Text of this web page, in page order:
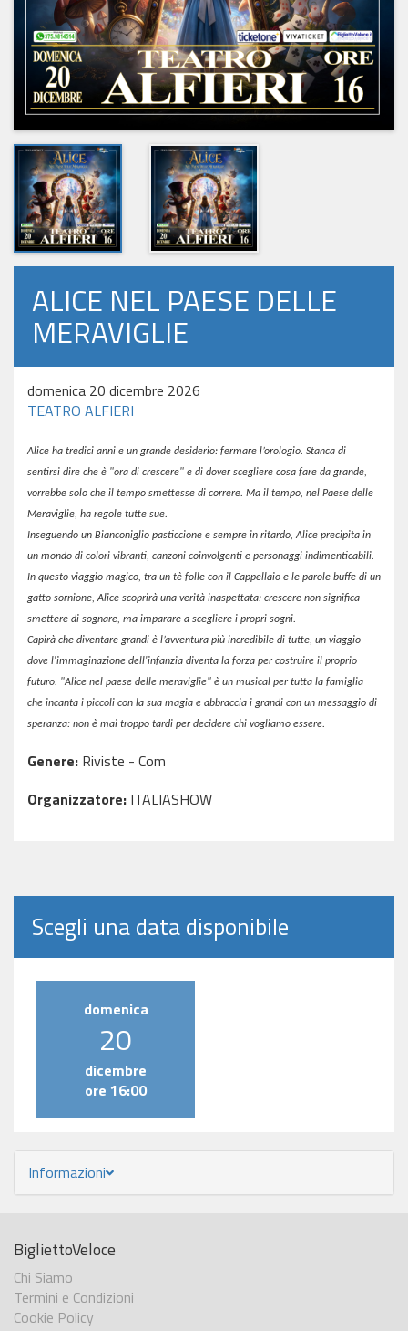
ALICE NEL PAESE DELLE
MERAVIGLIE
domenica 20 dicembre 2026
TEATRO ALFIERI
Alice ha tredici anni e un grande desiderio: fermare l’orologio. Stanca di
sentirsi dire che è "ora di crescere" e di dover scegliere cosa fare da grande,
vorrebbe solo che il tempo smettesse di correre. Ma il tempo, nel Paese delle
Meraviglie, ha regole tutte sue.
Inseguendo un Bianconiglio pasticcione e sempre in ritardo, Alice precipita in
un mondo di colori vibranti, canzoni coinvolgenti e personaggi indimenticabili.
In questo viaggio magico, tra un tè folle con il Cappellaio e le parole buffe di un
gatto sornione, Alice scoprirà una verità inaspettata: crescere non significa
smettere di sognare, ma imparare a scegliere i propri sogni.
Capirà che diventare grandi è l’avventura più incredibile di tutte, un viaggio
dove l'immaginazione dell'infanzia diventa la forza per costruire il proprio
futuro. "Alice nel paese delle meraviglie" è un musical per tutta la famiglia
che incanta i piccoli con la sua magia e abbraccia i grandi con un messaggio di
speranza: non è mai troppo tardi per decidere chi vogliamo essere.
Genere: Riviste - Com
Organizzatore: ITALIASHOW
Scegli una data disponibile
domenica
20
dicembre
ore 16:00
Informazioni
BigliettoVeloce
Chi Siamo
Termini e Condizioni
Cookie Policy